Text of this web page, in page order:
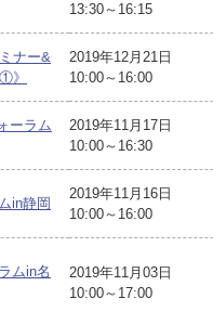
13:30～16:15
ナー&
》
2019年12月21日
10:00～16:00
ーラム
2019年11月17日
10:00～16:30
in静岡
2019年11月16日
10:00～16:00
ムin名
2019年11月03日
10:00～17:00